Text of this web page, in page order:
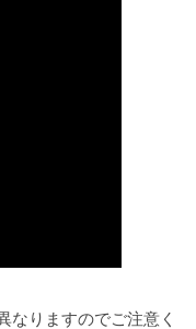
りますのでご注意く